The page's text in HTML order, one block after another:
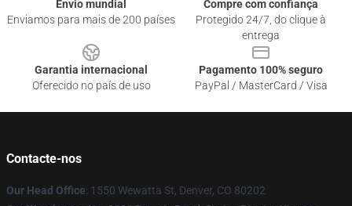
Envio mundial
Enviamos para mais de 200 países
Compre com confiança
Protegido 24/7, do clique à
entrega
Garantia internacional
Oferecido no país de uso
Pagamento 100% seguro
PayPal / MasterCard / Visa
Contacte-nos
Our Head Office: 1550 Wewatta St, Denver, CO 80202